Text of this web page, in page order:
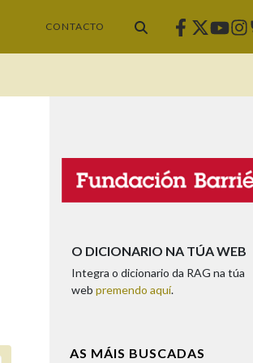
CONTACTO Facebook
Twitter
O DICIONARIO NA TÚA WEB
Integra o dicionario da RAG na túa
web premendo aquí.
AS MÁIS BUSCADAS